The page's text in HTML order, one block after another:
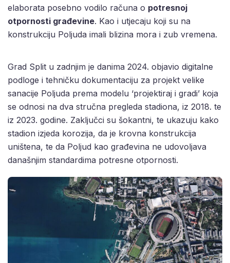
elaborata posebno vodilo računa o potresnoj
otpornosti građevine. Kao i utjecaju koji su na
konstrukciju Poljuda imali blizina mora i zub vremena.
Grad Split u zadnjim je danima 2024. objavio digitalne
podloge i tehničku dokumentaciju za projekt velike
sanacije Poljuda prema modelu ‘projektiraj i gradi’ koja
se odnosi na dva stručna pregleda stadiona, iz 2018. te
iz 2023. godine. Zaključci su šokantni, te ukazuju kako
stadion izjeda korozija, da je krovna konstrukcija
uništena, te da Poljud kao građevina ne udovoljava
današnjim standardima potresne otpornosti.